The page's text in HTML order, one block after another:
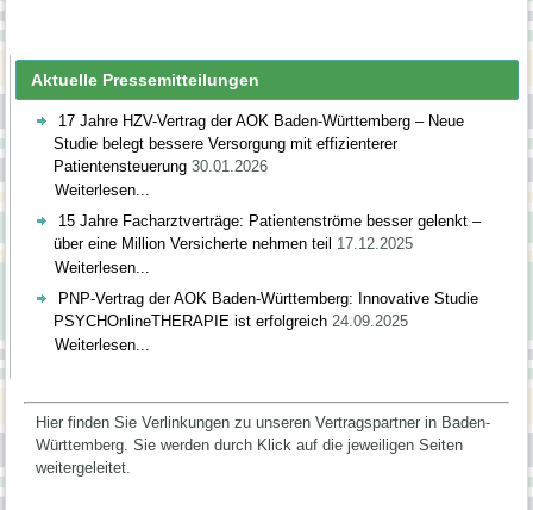
Aktuelle Pressemitteilungen
17 Jahre HZV-Vertrag der AOK Baden-Württemberg – Neue
Studie belegt bessere Versorgung mit effizienterer
Patientensteuerung 30.01.2026
Weiterlesen...
15 Jahre Facharztverträge: Patientenströme besser gelenkt –
über eine Million Versicherte nehmen teil 17.12.2025
Weiterlesen...
PNP-Vertrag der AOK Baden-Württemberg: Innovative Studie
PSYCHOnlineTHERAPIE ist erfolgreich 24.09.2025
Weiterlesen...
Hier finden Sie Verlinkungen zu unseren Vertragspartner in Baden-
Württemberg.Sie werden durch Klick auf die jeweiligen Seiten
weitergeleitet.